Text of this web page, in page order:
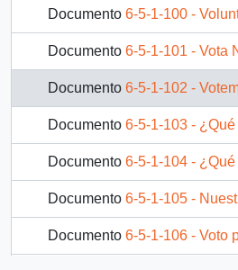
Documento 6-5-1-100 -
Documento 6-5-1-101 - Vota
Documento 6-5-1-102 - Votemos
Documento 6-5-1-103 - ¿Qué
Documento 6-5-1-104 - ¿Qué se
Documento 6-5-1-105 - Nuestra
Documento 6-5-1-106 - Voto por el